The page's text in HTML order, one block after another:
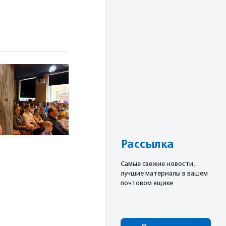
Рассылка
Cамые свежие новости,
лучшие материалы в вашем
почтовом ящике